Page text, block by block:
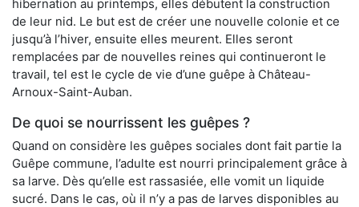
hibernation au printemps, elles débutent la construction
de leur nid. Le but est de créer une nouvelle colonie et ce
jusqu’à l’hiver, ensuite elles meurent. Elles seront
remplacées par de nouvelles reines qui continueront le
travail, tel est le cycle de vie d’une guêpe à Château-
Arnoux-Saint-Auban.
De quoi se nourrissent les guêpes ?
Quand on considère les guêpes sociales dont fait partie la
Guêpe commune, l’adulte est nourri principalement grâce à
sa larve. Dès qu’elle est rassasiée, elle vomit un liquide
sucré. Dans le cas, où il n’y a pas de larves disponibles au